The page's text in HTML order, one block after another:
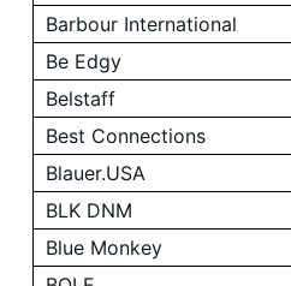
Barbour International
Be Edgy
Belstaff
Best Connections
Blauer.USA
BLK DNM
Blue Monkey